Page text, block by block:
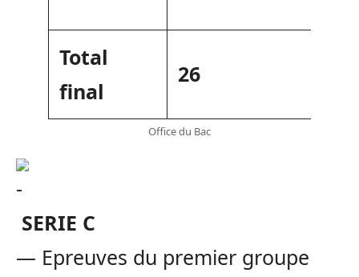
Total
final
26
Office du Bac
SERIE C
— Epreuves du premier groupe